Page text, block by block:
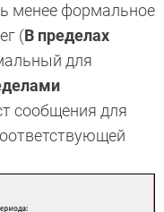
менее формальное
(В пределах
для
сообщения для